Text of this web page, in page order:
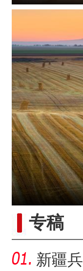
专稿
新疆